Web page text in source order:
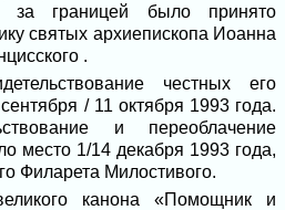
за границей было принято
святых архиепископа Иоанна
.
честных его
/ 11 октября 1993 года.
и переоблачение
место 1/14 декабря 1993 года,
Филарета Милостивого.
канона «Помощник и